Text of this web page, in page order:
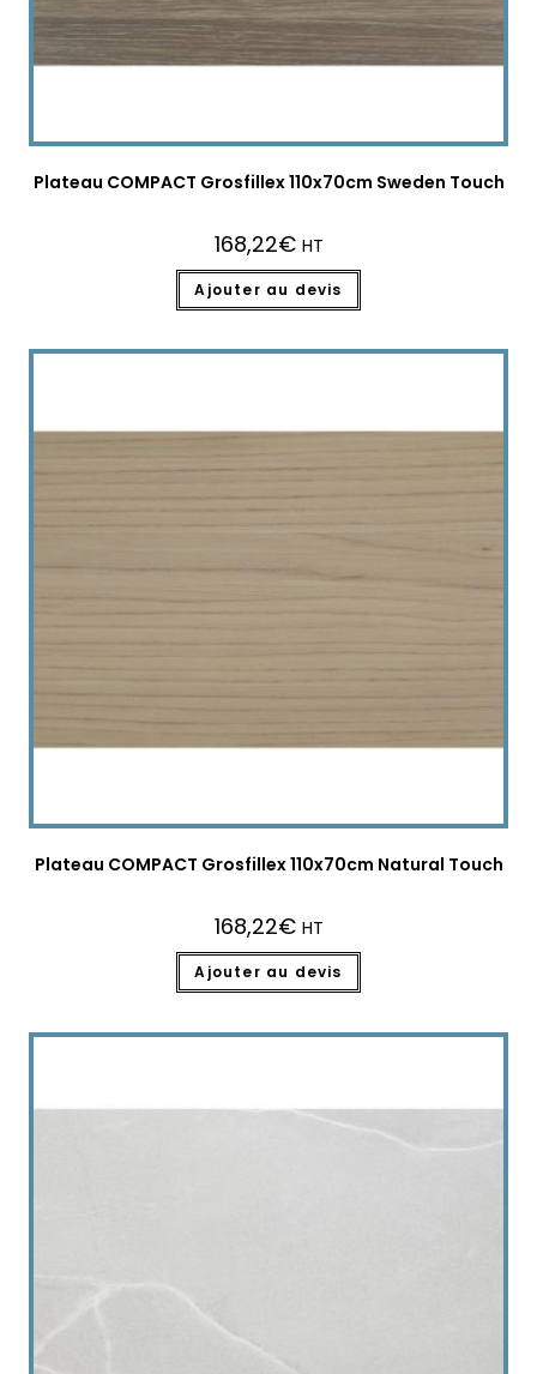
Plateau COMPACT Grosfillex 110x70cm Sweden Touch
168,22€ HT
Ajouter au devis
Plateau COMPACT Grosfillex 110x70cm Natural Touch
168,22€ HT
Ajouter au devis